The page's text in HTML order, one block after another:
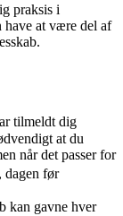
praksis i
have at være del af
tilmeldt dig
at du
når det passer for
før
kan gavne hver